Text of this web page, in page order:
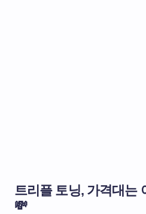
트리플 토닝, 가격대는
💸